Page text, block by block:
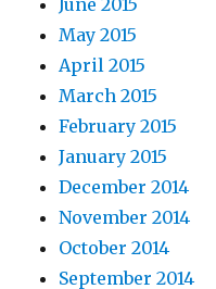
June 2015
May 2015
April 2015
March 2015
February 2015
January 2015
December 2014
November 2014
October 2014
September 2014